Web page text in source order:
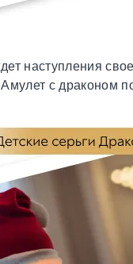
наступления
с драконом